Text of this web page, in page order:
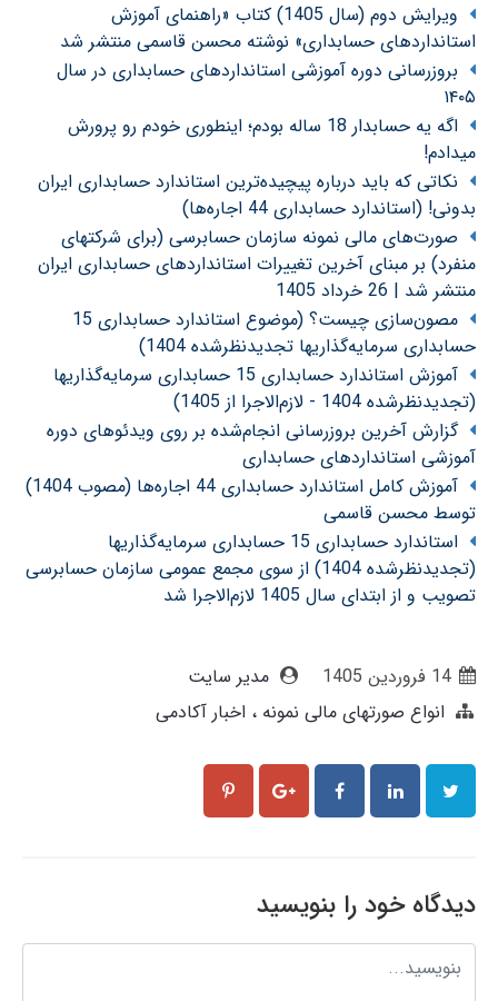
ویرایش دوم (سال 1405) کتاب «راهنمای آموزش
استانداردهای حسابداری» نوشته محسن قاسمی منتشر شد
بروزرسانی دوره آموزشی استانداردهای حسابداری در سال
۱۴۰۵
اگه یه حسابدار 18 ساله بودم؛ اینطوری خودم رو پرورش
میدادم!
نکاتی که باید درباره پیچیده‌ترین استاندارد حسابداری ایران
بدونی! (استاندارد حسابداری 44 اجاره‌ها)
صورت‌های مالی نمونه سازمان حسابرسی (برای شرکتهای
منفرد) بر مبنای آخرین تغییرات استانداردهای حسابداری ایران
منتشر شد | 26 خرداد 1405
مصون‌سازی چیست؟ (موضوع استاندارد حسابداری 15
حسابداری سرمایه‌گذاریها تجدیدنظرشده 1404)
آموزش استاندارد حسابداری 15 حسابداری سرمایه‌گذاریها
(تجدیدنظرشده 1404 - لازم‌الاجرا از 1405)
گزارش آخرین بروزرسانی انجام‌شده بر روی ویدئوهای دوره
آموزشی استانداردهای حسابداری
آموزش کامل استاندارد حسابداری 44 اجاره‌ها (مصوب 1404)
توسط محسن قاسمی
استاندارد حسابداری 15 حسابداری سرمایه‌گذاریها
(تجدیدنظرشده 1404) از سوی مجمع عمومی سازمان حسابرسی
تصویب و از ابتدای سال 1405 لازم‌الاجرا شد
14 فروردین 1405
مدیر سایت
انواع صورتهای مالی نمونه
اخبار آکادمی
دیدگاه خود را بنویسید